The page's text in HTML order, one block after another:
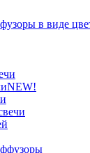
в виде
NEW!